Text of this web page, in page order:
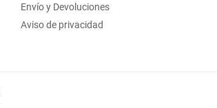
Envío y Devoluciones
Aviso de privacidad